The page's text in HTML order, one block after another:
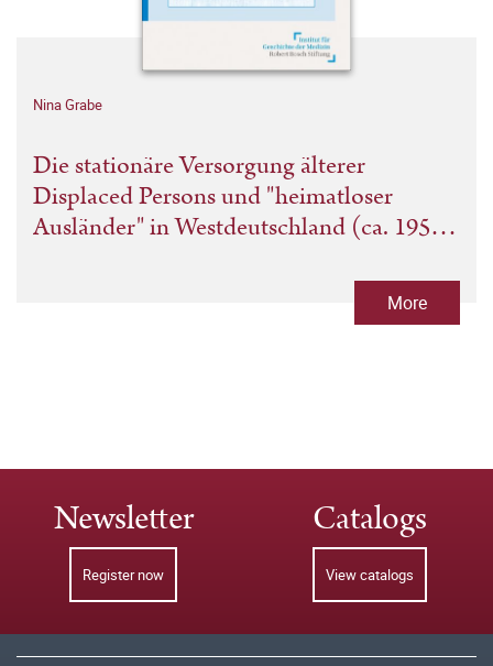
Nina Grabe
Die stationäre Versorgung älterer
Displaced Persons und "heimatloser
Ausländer" in Westdeutschland (ca. 1950–
More
Newsletter
Register now
Catalogs
View catalogs